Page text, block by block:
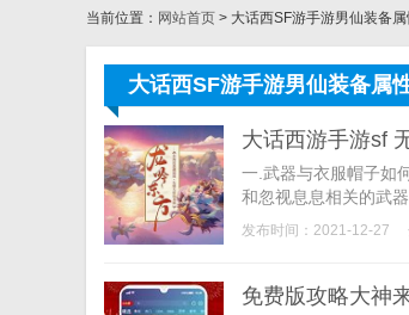
当前位置： 网站首页 > 大话西SF游手游男仙装备属
大话西SF游手游男仙装备属
大话西游手游sf
一.武器与衣服帽子如
和忽视息息相关的武
发布时间：2021-12-27
免费版攻略大神